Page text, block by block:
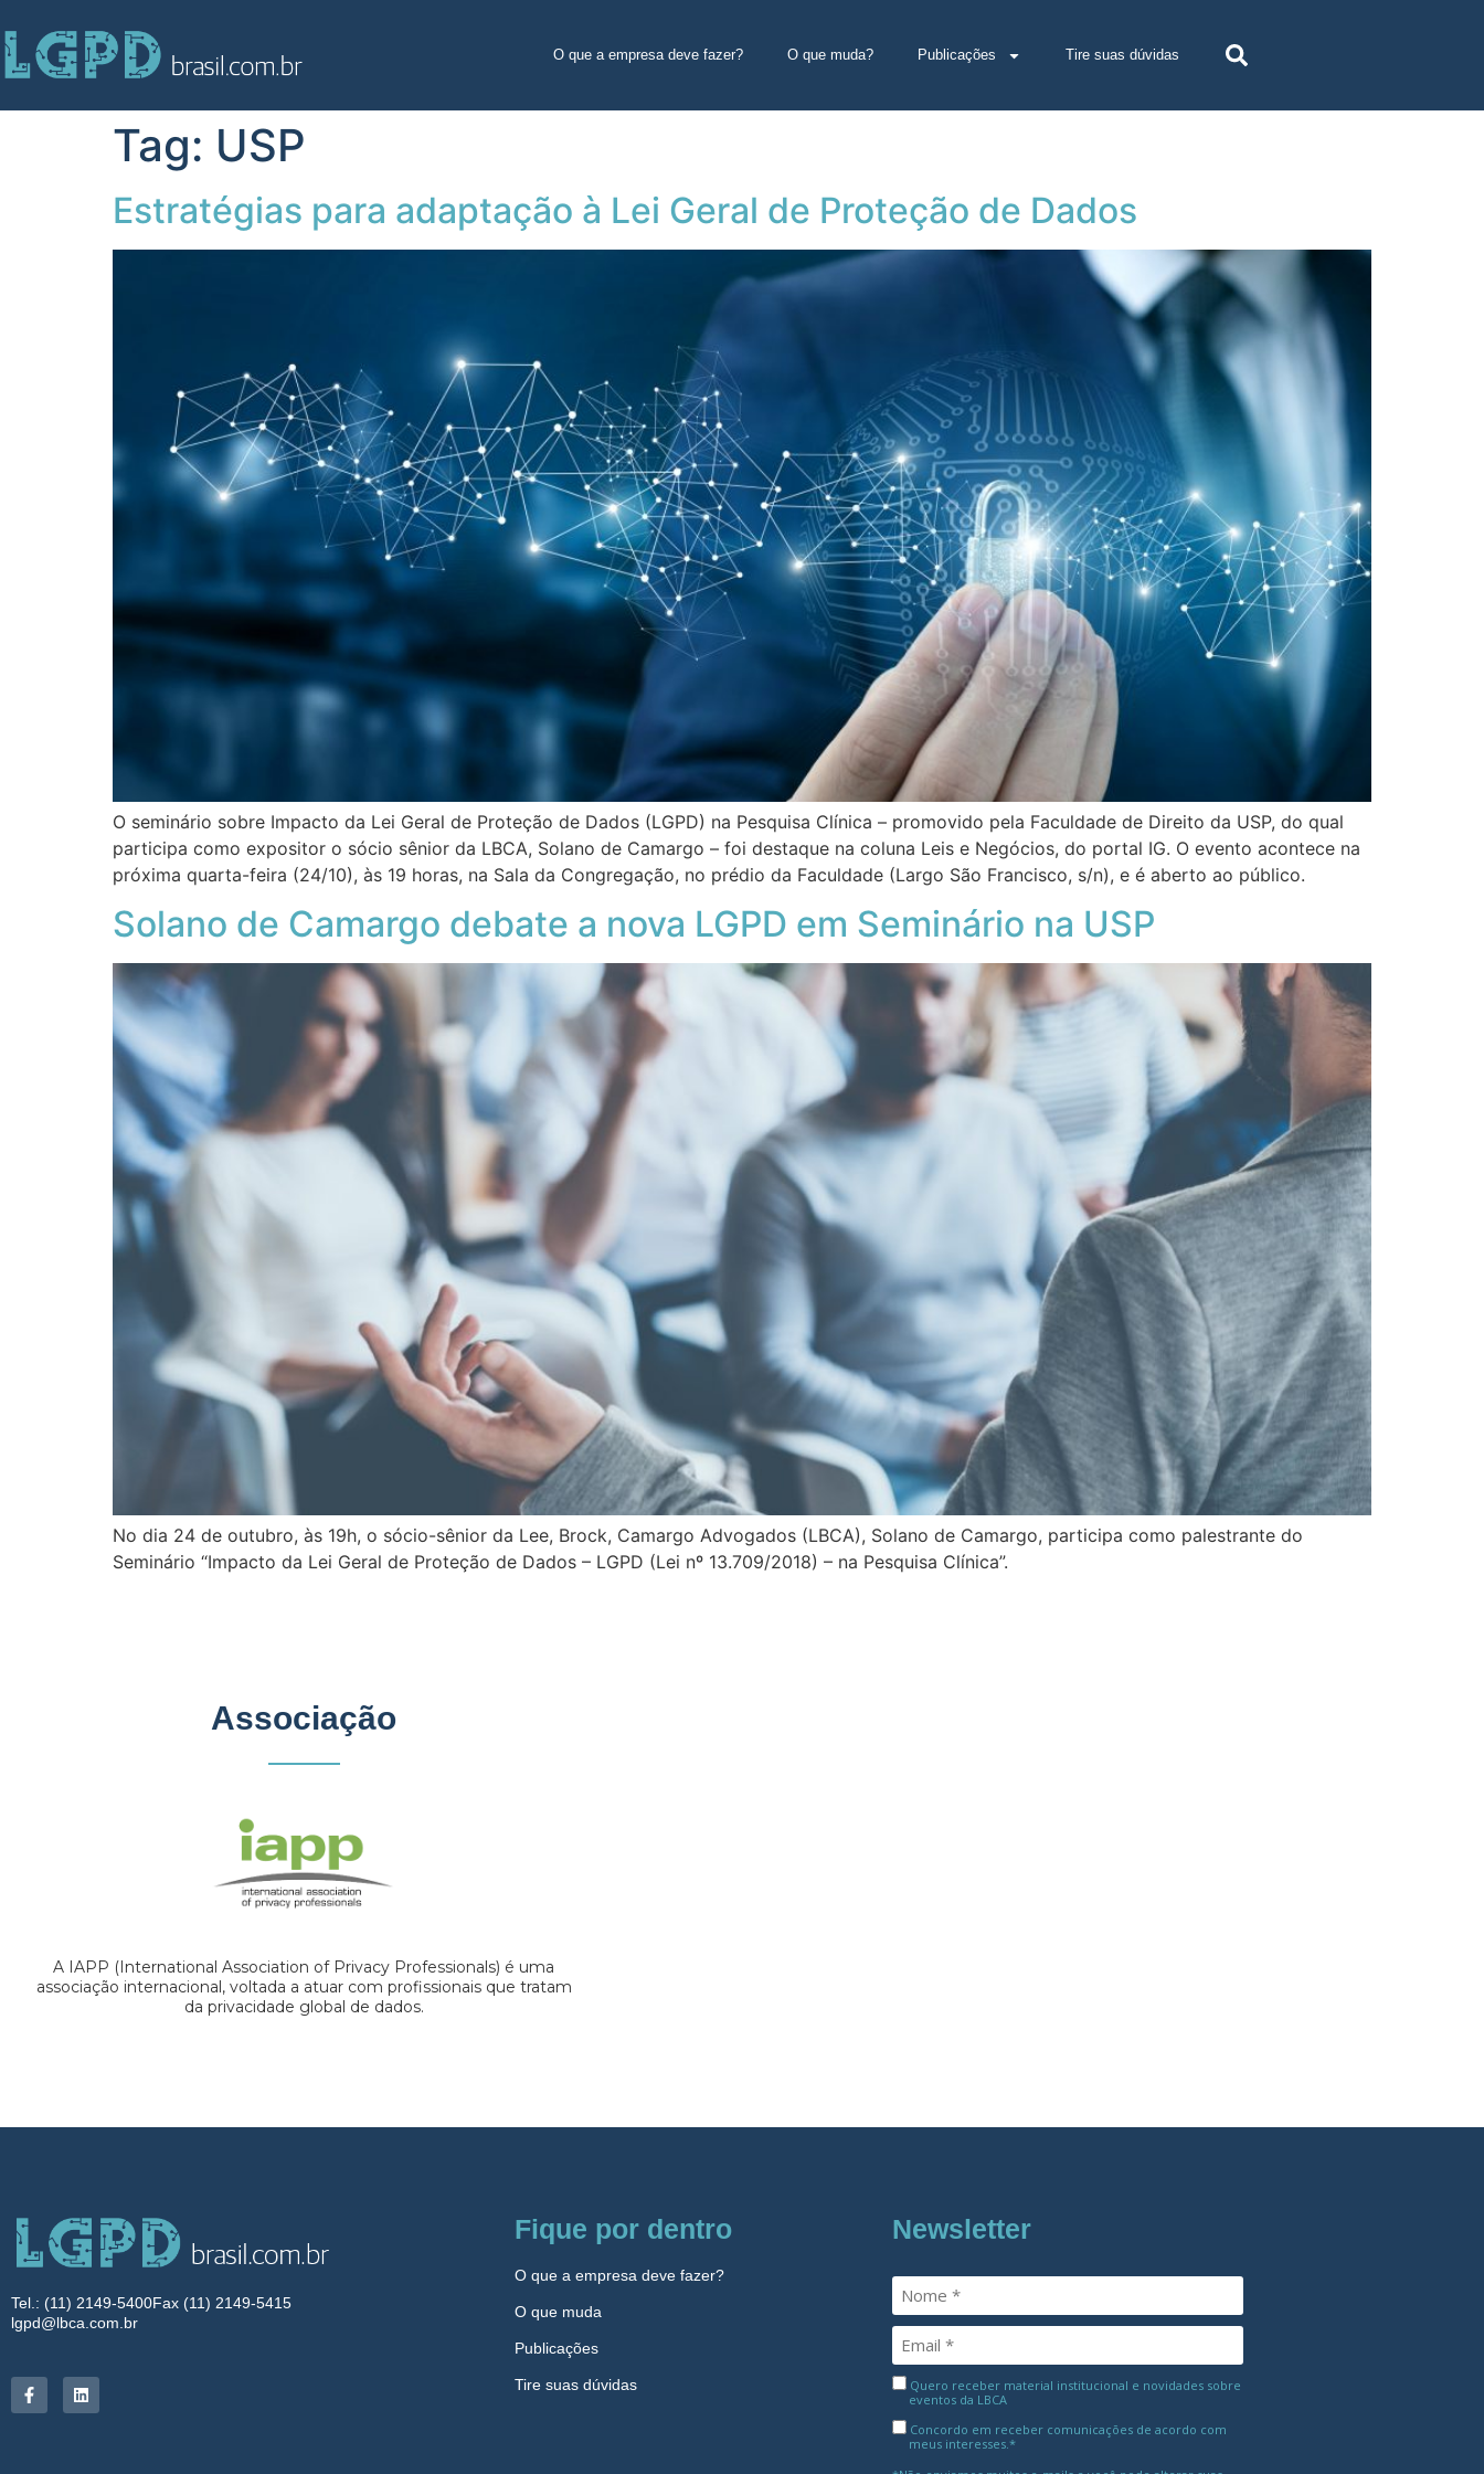
O que a empresa deve fazer? O que muda? Publicações Tire suas dúvidas
Tag: USP
Estratégias para adaptação à Lei Geral de Proteção de Dados
O seminário sobre Impacto da Lei Geral de Proteção de Dados (LGPD) na Pesquisa Clínica – promovido pela Faculdade de Direito da USP, do qual
participa como expositor o sócio sênior da LBCA, Solano de Camargo – foi destaque na coluna Leis e Negócios, do portal IG. O evento acontece na
próxima quarta-feira (24/10), às 19 horas, na Sala da Congregação, no prédio da Faculdade (Largo São Francisco, s/n), e é aberto ao público.
Solano de Camargo debate a nova LGPD em Seminário na USP
No dia 24 de outubro, às 19h, o sócio-sênior da Lee, Brock, Camargo Advogados (LBCA), Solano de Camargo, participa como palestrante do
Seminário “Impacto da Lei Geral de Proteção de Dados – LGPD (Lei nº 13.709/2018) – na Pesquisa Clínica”.
Associação
A IAPP (International Association of Privacy Professionals) é uma
associação internacional, voltada a atuar com profissionais que tratam
da privacidade global de dados.
Tel.: (11) 2149-5400Fax (11) 2149-5415
lgpd@lbca.com.br
Fique por dentro
O que a empresa deve fazer?
O que muda
Publicações
Tire suas dúvidas
Newsletter
Quero receber material institucional e novidades sobre
eventos da LBCA
Concordo em receber comunicações de acordo com
meus interesses.*